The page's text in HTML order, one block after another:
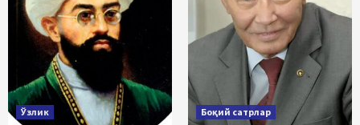
Ўзлик Боқий сатрлар